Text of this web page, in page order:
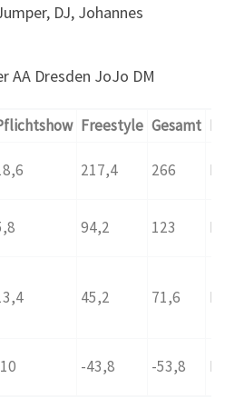
DJ, Johannes
Freestyle Gesamt L
217,4 266 D
94,2 123 D
45,2 71,6 D
-43,8 -53,8 D